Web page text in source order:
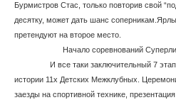
Бурмистров Стас, только повторив свой
десятку, может дать шанс
претендуют на второе место.
Начало соревнований
И все таки заключительный 7
истории 11х Детских Межклубных.
заезды на спортивной технике,